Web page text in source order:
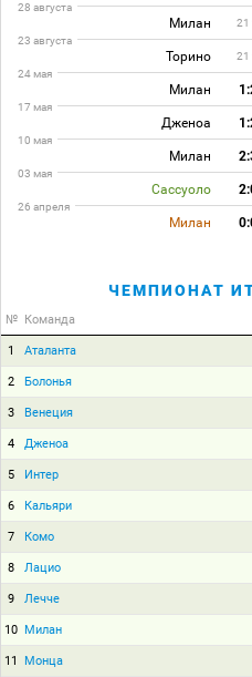
28 августа
Милан 21
23 августа
Торино 21
24 мая
Милан
17 мая
Дженоа
10 мая
Милан
03 мая
Сассуоло
26 апреля
Милан
ЧЕМПИОНАТ
№ Команда
1 Аталанта
2 Болонья
3 Венеция
4 Дженоа
5 Интер
6 Кальяри
7 Комо
8 Лацио
9 Лечче
10 Милан
11 Монца